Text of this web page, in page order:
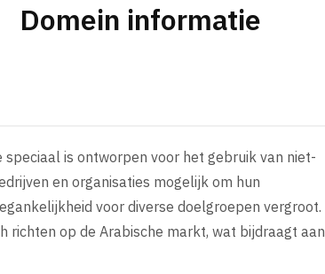
Domein informatie
is ontworpen voor het gebruik van niet-
en organisaties mogelijk om hun
voor diverse doelgroepen vergroot.
richten op de Arabische markt, wat bijdraagt aan